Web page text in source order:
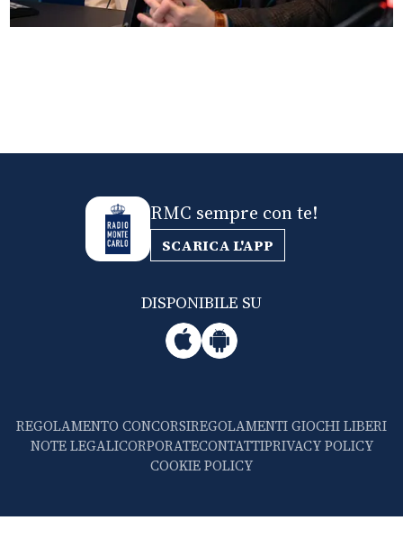
RMC sempre con te!
SCARICA L'APP
DISPONIBILE SU
REGOLAMENTO CONCORSIREGOLAMENTI GIOCHI LIBERI
NOTE LEGALICORPORATECONTATTIPRIVACY POLICY
COOKIE POLICY